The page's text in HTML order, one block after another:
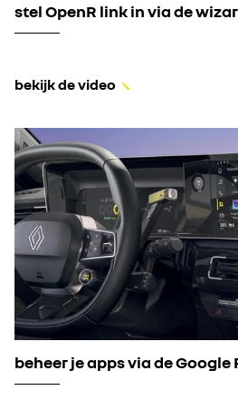
stel OpenR link in via de
bekijk de video
beheer je apps via de Google